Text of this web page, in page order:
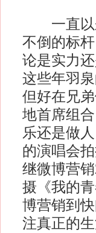
一直以来
不倒的标
论是实力
这些年羽
但好在兄
地首席组
乐还是做
的演唱会
继微博营
摄《我的
博营销到
注真正的